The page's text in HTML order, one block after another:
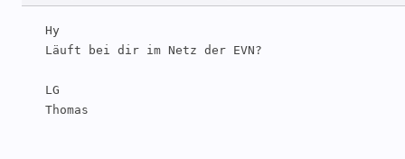
Hy
Läuft bei dir im Netz der EVN?
LG
Thomas